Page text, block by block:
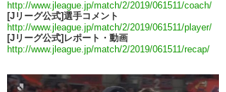
http://www.jleague.jp/match/2/2019/061511/coach/
[Jリーグ公式]選手コメント
http://www.jleague.jp/match/2/2019/061511/player/
[Jリーグ公式]レポート・動画
http://www.jleague.jp/match/2/2019/061511/recap/